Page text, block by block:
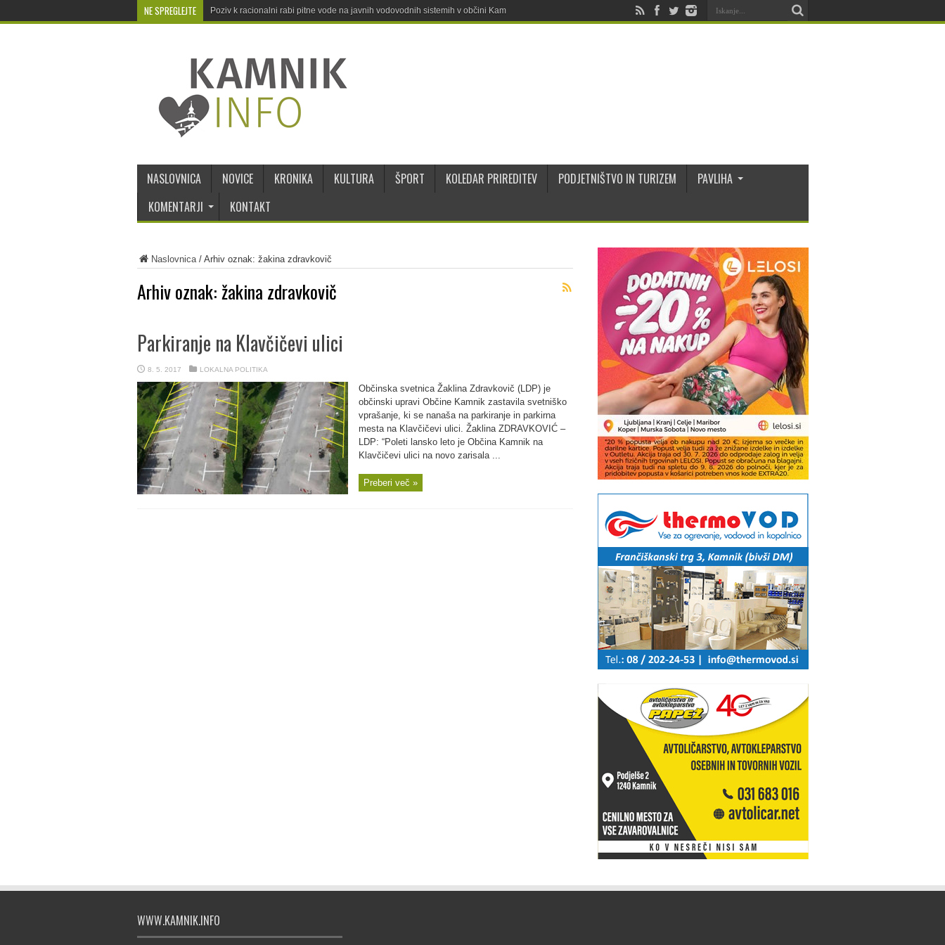
NE SPREGLEJTE Poziv k racionalni rabi pitne vode na javnih vodovodnih sistemih v občini Kamnik
NASLOVNICA NOVICE KRONIKA KULTURA ŠPORT KOLEDAR PRIREDITEV PODJETNIŠTVO IN TURIZEM
PAVLIHA
KOMENTARJI
KONTAKT
Naslovnica/ Arhiv oznak: žakina zdravkovič
Arhiv oznak:žakina zdravkovič
Parkiranje na Klavčičevi ulici
8. 5. 2017 LOKALNA POLITIKA
Občinska svetnica Žaklina Zdravkovič (LDP) je
občinski upravi Občine Kamnik zastavila svetniško
vprašanje, ki se nanaša na parkiranje in parkirna
mesta na Klavčičevi ulici. Žaklina ZDRAVKOVIĆ –
LDP: “Poleti lansko leto je Občina Kamnik na
Klavčičevi ulici na novo zarisala ...
Preberi več »
WWW.KAMNIK.INFO